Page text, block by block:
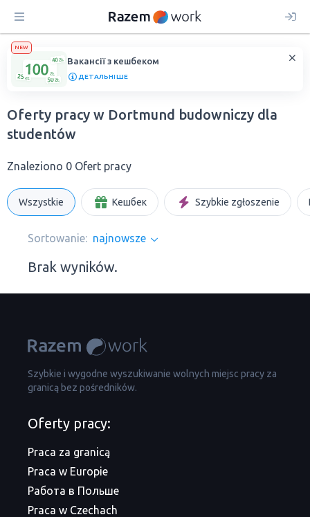
NEW
Вакансії з кешбеком
ДЕТАЛЬНІШЕ
Oferty pracy w Dortmund budowniczy dla
studentów
Znaleziono 0 Ofert pracy
Wszystkie Кешбек Szybkie zgłoszenie
Sortowanie: najnowsze
Brak wyników.
Szybkie i wygodne wyszukiwanie wolnych miejsc pracy za
granicą bez pośredników.
Oferty pracy:
Praca za granicą
Praca w Europie
Работа в Польше
Praca w Czechach